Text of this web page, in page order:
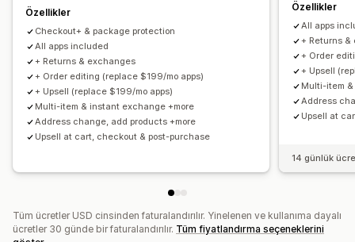
Özellikler
Checkout+ & package protection
All apps included
+ Returns & exchanges
+ Order editing (replace $199/mo apps)
+ Upsell (replace $199/mo apps)
Multi-item & instant exchange +more
Address change, add products +more
Upsell at cart, checkout & post-purchase
Özellikler
All apps
+ Returns
+ Order
+ Upsell
Multi-item
Address
Upsell at
14 günlük
Tüm ücretler USD cinsinden faturalandırılır. Yinelenen ve kullanıma dayalı
ücretler 30 günde bir faturalandırılır. Tüm fiyatlandırma seçeneklerini